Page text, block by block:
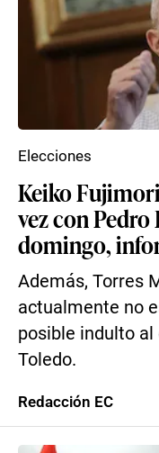
Keiko
vez con
domingo,
Además, Torres
actualmente no
posible indulto
Toledo.
Elecciones
Redacción EC